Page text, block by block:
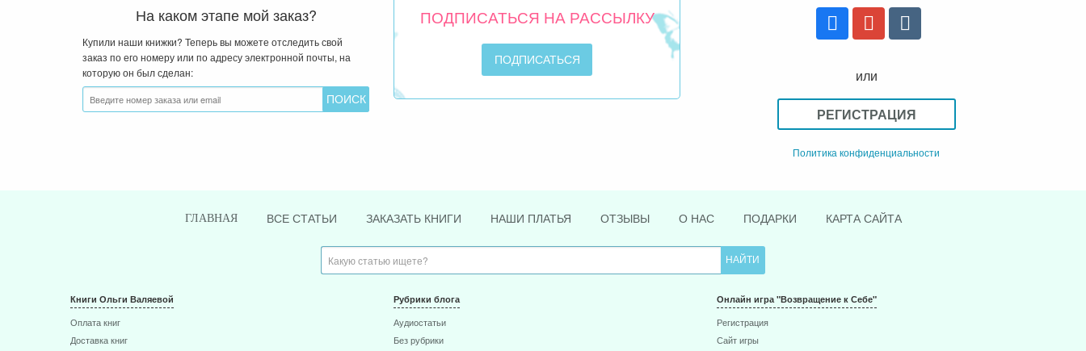
На каком этапе мой заказ?
Купили наши книжки? Теперь вы можете отследить свой
заказ по его номеру или по адресу электронной почты, на
которую он был сделан:
ПОДПИСАТЬСЯ НА РАССЫЛКУ
или
РЕГИСТРАЦИЯ
Политика конфиденциальности
ГЛАВНАЯ ВСЕ СТАТЬИ ЗАКАЗАТЬ КНИГИ НАШИ ПЛАТЬЯ ОТЗЫВЫ О НАС ПОДАРКИ КАРТА САЙТА
Книги Ольги Валяевой
Оплата книг
Доставка книг
Рубрики блога
Аудиостатьи
Без рубрики
Онлайн игра "Возвращение к Себе"
Регистрация
Сайт игры